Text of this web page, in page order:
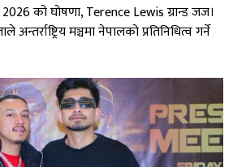
को घोषणा, Terence Lewis ग्रान्ड जज।
मञ्चमा नेपालको प्रतिनिधित्व गर्ने